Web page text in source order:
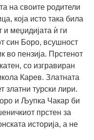
на своите родители
која исто така била
и меџидијата ѝ ги
син Боро, всушност
во пензија. Прстенот
со изгравиран
Карев. Златната
златни турски лири.
и Љупка Чакар би
прстен за
историја, а не